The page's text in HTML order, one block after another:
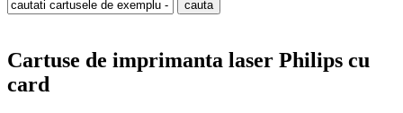
Cartuse de imprimanta laser Philips cu
card